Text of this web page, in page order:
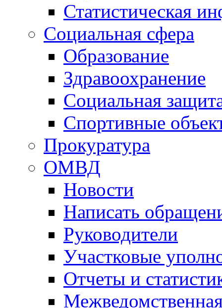
Статистическая
Социальная сфера
Образование
Здравоохранение
Социальная
Спортивные
Прокуратура
ОМВД
Новости
Написать
Руководители
Участковые
Отчеты и